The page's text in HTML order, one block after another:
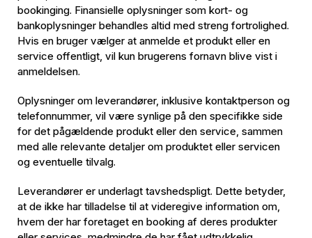
bookinging. Finansielle oplysninger som kort- og
bankoplysninger behandles altid med streng fortrolighed.
Hvis en bruger vælger at anmelde et produkt eller en
service offentligt, vil kun brugerens fornavn blive vist i
anmeldelsen.
Oplysninger om leverandører, inklusive kontaktperson og
telefonnummer, vil være synlige på den specifikke side
for det pågældende produkt eller den service, sammen
med alle relevante detaljer om produktet eller servicen
og eventuelle tilvalg.
Leverandører er underlagt tavshedspligt. Dette betyder,
at de ikke har tilladelse til at videregive information om,
hvem der har foretaget en booking af deres produkter